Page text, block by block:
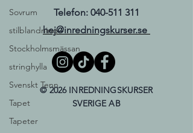
Sovrum
stilblandning
Stockholmsmässan
stringhylla
Svenskt Tenn
Tapet
Tapeter
Telefon: 040-511 311
hej@inredningskurser.se
© 2026 INREDNINGSKURSER
SVERIGE AB